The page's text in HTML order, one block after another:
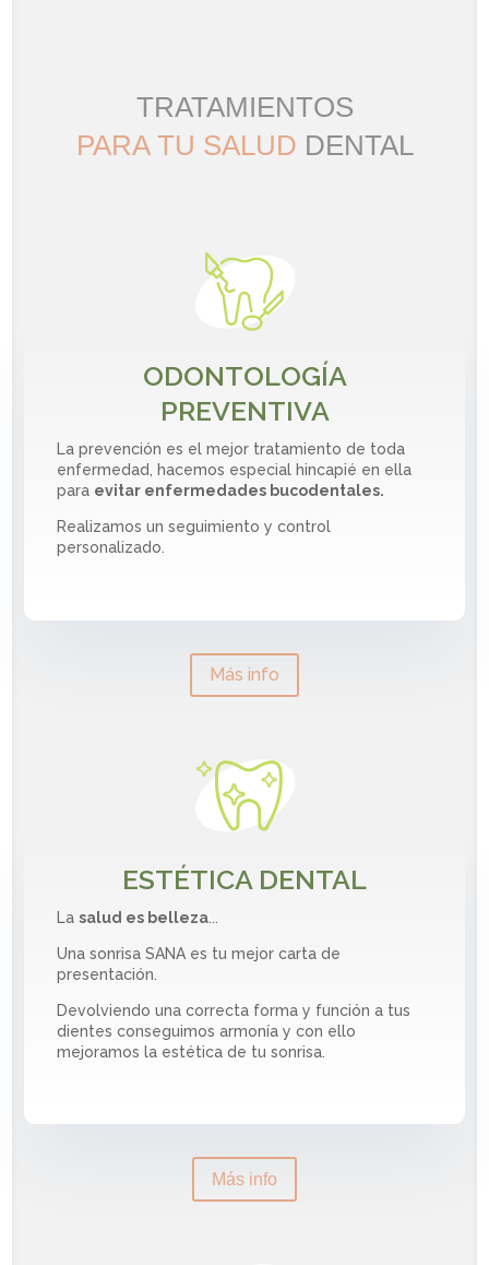
TRATAMIENTOS
PARA TU SALUD DENTAL
ODONTOLOGÍA
PREVENTIVA
La prevención es el mejor tratamiento de toda
enfermedad, hacemos especial hincapié en ella
para evitar enfermedades bucodentales.
Realizamos un seguimiento y control
personalizado.
Más info
ESTÉTICA DENTAL
La salud es belleza...
Una sonrisa SANA es tu mejor carta de
presentación.
Devolviendo una correcta forma y función a tus
dientes conseguimos armonía y con ello
mejoramos la estética de tu sonrisa.
Más info